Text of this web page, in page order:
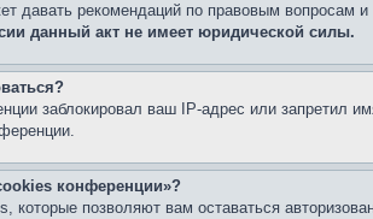
давать рекомендаций по правовым вопросам
данный акт не имеет юридической силы.
заблокировал ваш IP-адрес или запретил
конференции»?
которые позволяют вам оставаться